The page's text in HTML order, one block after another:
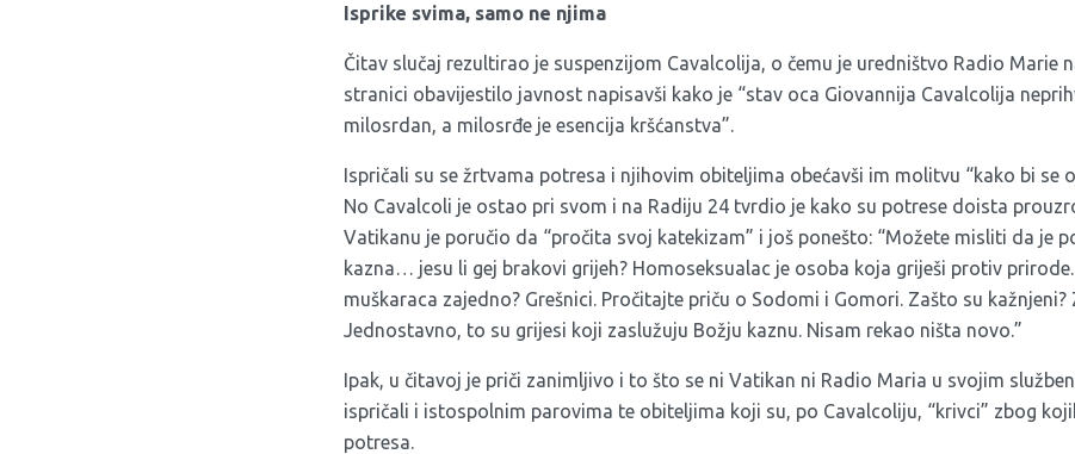
Isprike svima, samo ne njima
Čitav slučaj rezultirao je suspenzijom Cavalcolija, o čemu je uredništvo Radio Marie
stranici obavijestilo javnost napisavši kako je “stav oca Giovannija Cavalcolija
milosrdan, a milosrđe je esencija kršćanstva”.
Ispričali su se žrtvama potresa i njihovim obiteljima obećavši im molitvu “kako bi se
No Cavalcoli je ostao pri svom i na Radiju 24 tvrdio je kako su potrese doista
Vatikanu je poručio da “pročita svoj katekizam” i još ponešto: “Možete misliti da je
kazna… jesu li gej brakovi grijeh? Homoseksualac je osoba koja griješi protiv
muškaraca zajedno? Grešnici. Pročitajte priču o Sodomi i Gomori. Zašto su kažnjeni?
Jednostavno, to su grijesi koji zaslužuju Božju kaznu. Nisam rekao ništa novo.”
Ipak, u čitavoj je priči zanimljivo i to što se ni Vatikan ni Radio Maria u svojim
ispričali i istospolnim parovima te obiteljima koji su, po Cavalcoliju, “krivci” zbog
potresa.